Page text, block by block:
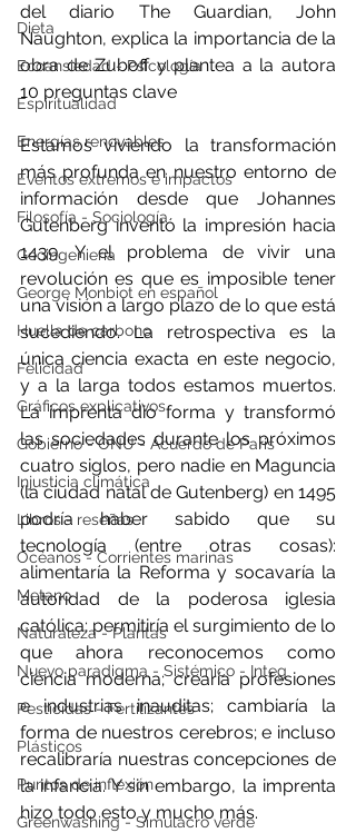
Dieta
Ecoansiedad - Psicología
Espiritualidad
Energías renovables
Eventos extremos e impactos
Filosofía - Sociología
Geoingeniería
George Monbiot en español
Huella de carbono
Felicidad
Gráficos explicativos
Gobierno - ONU - Acuerdo de Paris
Injusticia climática
Libros - reseñas
Océanos - Corrientes marinas
Metano
Naturaleza - Plantas
Nuevo paradigma - Sistémico - Integ
Pesticidas - Fertilizantes
Plásticos
Puntos de inflexión
Greenwashing - Simulacro verde
del diario The Guardian, John
Naughton, explica la importancia de la
obra de Zuboff y plantea a la autora
10 preguntas clave
Estamos viviendo la transformación
más profunda en nuestro entorno de
información desde que Johannes
Gutenberg inventó la impresión hacia
1439. Y el problema de vivir una
revolución es que es imposible tener
una visión a largo plazo de lo que está
sucediendo. La retrospectiva es la
única ciencia exacta en este negocio,
y a la larga todos estamos muertos.
La imprenta dio forma y transformó
las sociedades durante los próximos
cuatro siglos, pero nadie en Maguncia
(la ciudad natal de Gutenberg) en 1495
podría haber sabido que su
tecnología (entre otras cosas):
alimentaría la Reforma y socavaría la
autoridad de la poderosa iglesia
católica; permitiría el surgimiento de lo
que ahora reconocemos como
ciencia moderna; crearía profesiones
e industrias inauditas; cambiaría la
forma de nuestros cerebros; e incluso
recalibraría nuestras concepciones de
la infancia. Y sin embargo, la imprenta
hizo todo esto y mucho más.